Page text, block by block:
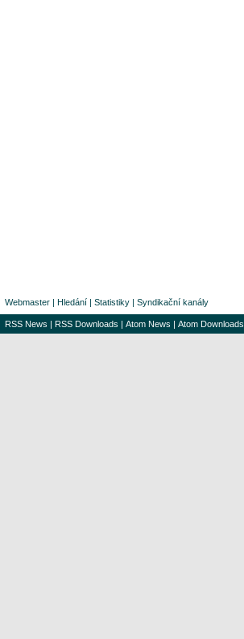
Webmaster | Hledání | Statistiky | Syndikační kanály
RSS News | RSS Downloads | Atom News | Atom Downloads